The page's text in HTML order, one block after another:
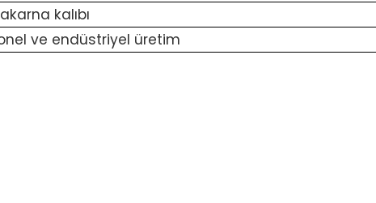
kalıbı
ve endüstriyel üretim